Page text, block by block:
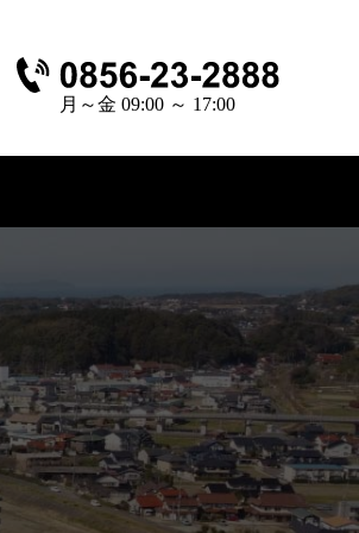
月～金 09:00 ～ 17:00